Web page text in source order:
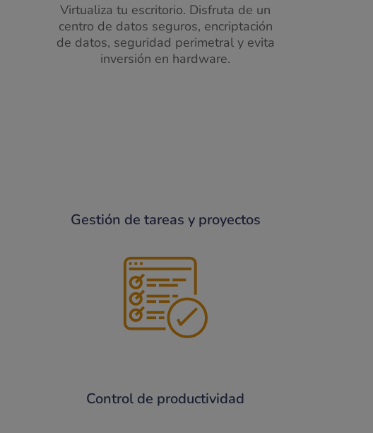
Virtualiza tu escritorio. Disfruta de un
centro de datos seguros, encriptación
de datos, seguridad perimetral y evita
inversión en hardware.
Gestión de tareas y proyectos
Control de productividad